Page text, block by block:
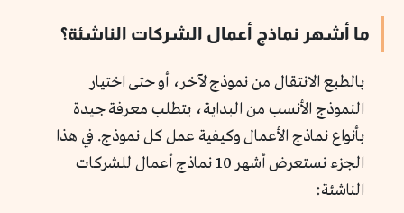
ما أشهر نماذج أعمال الشركات الناشئة؟
بالطبع الانتقال من نموذج لآخر، أو حتى اختيار
النموذج الأنسب من البداية، يتطلب معرفة جيدة
بأنواع نماذج الأعمال وكيفية عمل كل نموذج. في هذا
الجزء نستعرض أشهر 10 نماذج أعمال للشركات
الناشئة: